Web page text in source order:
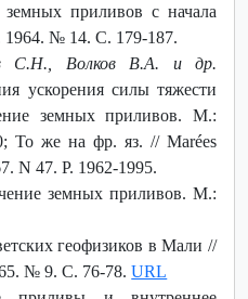
земных приливов с начала
№ 14. С. 179-187.
С.Н., Волков В.А. и др.
ускорения силы тяжести
земных приливов. М.:
То же на фр. яз. // Marées
N 47. P. 1962-1995.
земных приливов. М.:
геофизиков в Мали //
№ 9. С. 76-78.URL